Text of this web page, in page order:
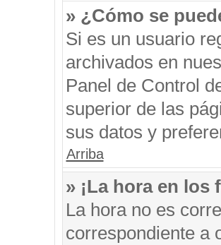
» ¿Cómo se
Si es un usuario
archivados en
Panel de Control
superior de las
sus datos y
Arriba
» ¡La hora en
La hora no es
correspondiente a